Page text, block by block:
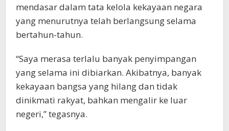
mendasar dalam tata kelola kekayaan negara
yang menurutnya telah berlangsung selama
bertahun-tahun.
“Saya merasa terlalu banyak penyimpangan
yang selama ini dibiarkan. Akibatnya, banyak
kekayaan bangsa yang hilang dan tidak
dinikmati rakyat, bahkan mengalir ke luar
negeri,” tegasnya.